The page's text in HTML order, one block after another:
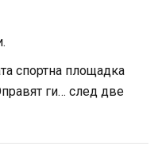
спортна площадка
ги… след две